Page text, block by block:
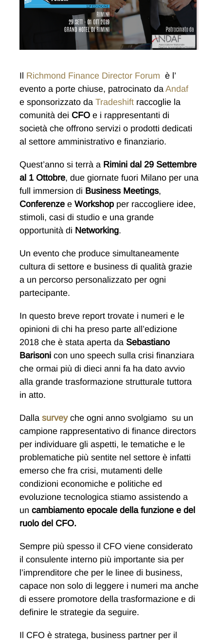
Il Richmond Finance Director Forum è l’
evento a porte chiuse, patrocinato da Andaf
e sponsorizzato da Tradeshift raccoglie la
comunità dei CFO e i rappresentanti di
società che offrono servizi o prodotti dedicati
al settore amministrativo e finanziario.
Quest’anno si terrà a Rimini dal 29 Settembre
al 1 Ottobre, due giornate fuori Milano per una
full immersion di Business Meetings,
Conferenze e Workshop per raccogliere idee,
stimoli, casi di studio e una grande
opportunità di Networking.
Un evento che produce simultaneamente
cultura di settore e business di qualità grazie
a un percorso personalizzato per ogni
partecipante.
In questo breve report trovate i numeri e le
opinioni di chi ha preso parte all’edizione
2018 che è stata aperta da Sebastiano
Barisoni con uno speech sulla crisi finanziara
che ormai più di dieci anni fa ha dato avvio
alla grande trasformazione strutturale tuttora
in atto.
Dalla surveyche ogni anno svolgiamo su un
campione rappresentativo di finance directors
per individuare gli aspetti, le tematiche e le
problematiche più sentite nel settore è infatti
emerso che fra crisi, mutamenti delle
condizioni economiche e politiche ed
evoluzione tecnologica stiamo assistendo a
un cambiamento epocale della funzione e del
ruolo del CFO.
Sempre più spesso il CFO viene considerato
il consulente interno più importante sia per
l’imprenditore che per le linee di business,
capace non solo di leggere i numeri ma anche
di essere promotore della trasformazione e di
definire le strategie da seguire.
Il CFO è stratega, business partner per il